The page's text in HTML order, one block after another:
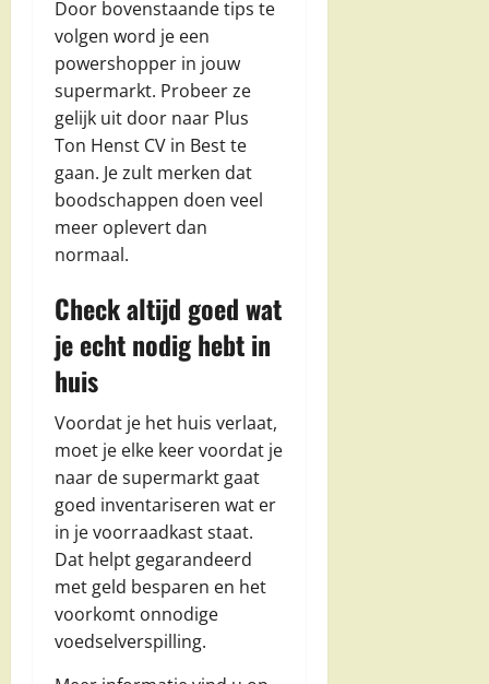
Door bovenstaande tips te
volgen word je een
powershopper in jouw
supermarkt. Probeer ze
gelijk uit door naar Plus
Ton Henst CV in Best te
gaan. Je zult merken dat
boodschappen doen veel
meer oplevert dan
normaal.
Check altijd goed wat
je echt nodig hebt in
huis
Voordat je het huis verlaat,
moet je elke keer voordat je
naar de supermarkt gaat
goed inventariseren wat er
in je voorraadkast staat.
Dat helpt gegarandeerd
met geld besparen en het
voorkomt onnodige
voedselverspilling.